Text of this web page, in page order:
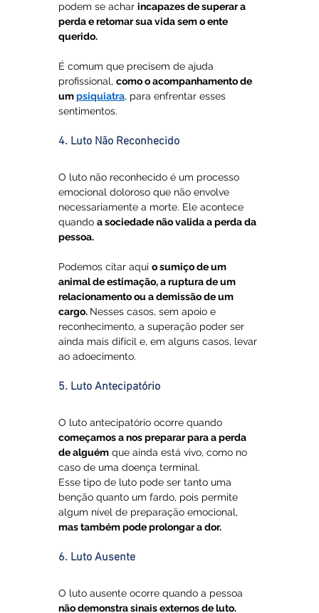
podem se achar incapazes de superar a
perda e retomar sua vida sem o ente
querido.
É comum que precisem de ajuda
profissional, como o acompanhamento de
um psiquiatra, para enfrentar esses
sentimentos.
4. Luto Não Reconhecido
O luto não reconhecido é um processo
emocional doloroso que não envolve
necessariamente a morte. Ele acontece
quando a sociedade não valida a perda da
pessoa.
Podemos citar aqui o sumiço de um
animal de estimação, a ruptura de um
relacionamento ou a demissão de um
cargo. Nesses casos, sem apoio e
reconhecimento, a superação poder ser
ainda mais difícil e, em alguns casos, levar
ao adoecimento.
5. Luto Antecipatório
O luto antecipatório ocorre quando
começamos a nos preparar para a perda
de alguém que ainda está vivo, como no
caso de uma doença terminal.
Esse tipo de luto pode ser tanto uma
benção quanto um fardo, pois permite
algum nível de preparação emocional,
mas também pode prolongar a dor.
6. Luto Ausente
O luto ausente ocorre quando a pessoa
não demonstra sinais externos de luto.